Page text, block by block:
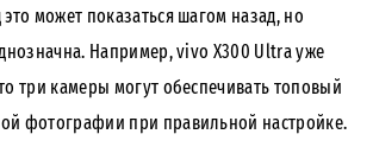
может показаться шагом назад, но
Например, vivo X300 Ultra уже
три камеры могут обеспечивать топовый
фотографии при правильной настройке.